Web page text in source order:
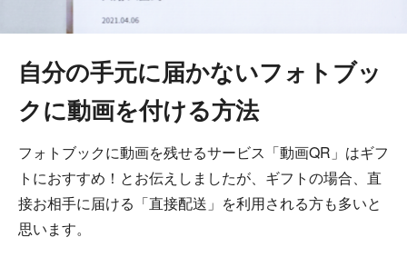
自分の手元に届かないフォトブッ
クに動画を付ける方法
フォトブックに動画を残せるサービス「動画QR」はギフ
トにおすすめ！とお伝えしましたが、ギフトの場合、直
接お相手に届ける「直接配送」を利用される方も多いと
思います。